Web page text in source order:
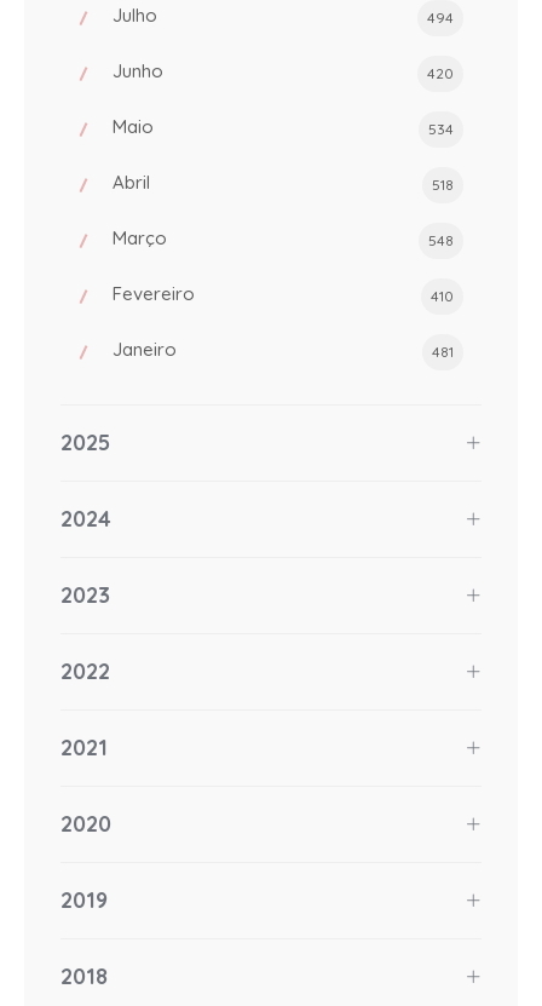
Julho 494
Junho 420
Maio 534
Abril 518
Março 548
Fevereiro 410
Janeiro 481
2025
2024
2023
2022
2021
2020
2019
2018